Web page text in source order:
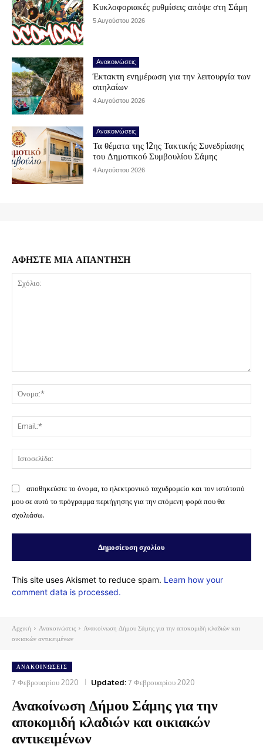
Κυκλοφοριακές ρυθμίσεις απόψε στη Σάμη
5 Αυγούστου 2026
Ανακοινώσεις
Έκτακτη ενημέρωση για την λειτουργία των
σπηλαίων
4 Αυγούστου 2026
Ανακοινώσεις
Τα θέματα της 12ης Τακτικής Συνεδρίασης
του Δημοτικού Συμβουλίου Σάμης
4 Αυγούστου 2026
ΑΦΗΣΤΕ ΜΙΑ ΑΠΑΝΤΗΣΗ
αποθηκεύστε το όνομα, το ηλεκτρονικό ταχυδρομείο και τον ιστότοπό
μου σε αυτό το πρόγραμμα περιήγησης για την επόμενη φορά που θα
σχολιάσω.
This site uses Akismet to reduce spam. Learn how your
comment data is processed.